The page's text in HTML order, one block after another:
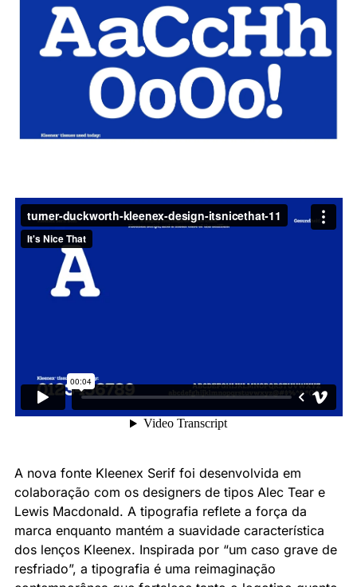
A nova fonte Kleenex Serif foi desenvolvida em
colaboração com os designers de tipos Alec Tear e
Lewis Macdonald. A tipografia reflete a força da
marca enquanto mantém a suavidade característica
dos lenços Kleenex. Inspirada por “um caso grave de
resfriado”, a tipografia é uma reimaginação